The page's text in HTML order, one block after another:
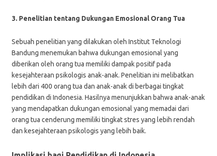
3. Penelitian tentang Dukungan Emosional Orang Tua
Sebuah penelitian yang dilakukan oleh Institut Teknologi
Bandung menemukan bahwa dukungan emosional yang
diberikan oleh orang tua memiliki dampak positif pada
kesejahteraan psikologis anak-anak. Penelitian ini melibatkan
lebih dari 400 orang tua dan anak-anak di berbagai tingkat
pendidikan di Indonesia. Hasilnya menunjukkan bahwa anak-anak
yang mendapatkan dukungan emosional yang memadai dari
orang tua cenderung memiliki tingkat stres yang lebih rendah
dan kesejahteraan psikologis yang lebih baik.